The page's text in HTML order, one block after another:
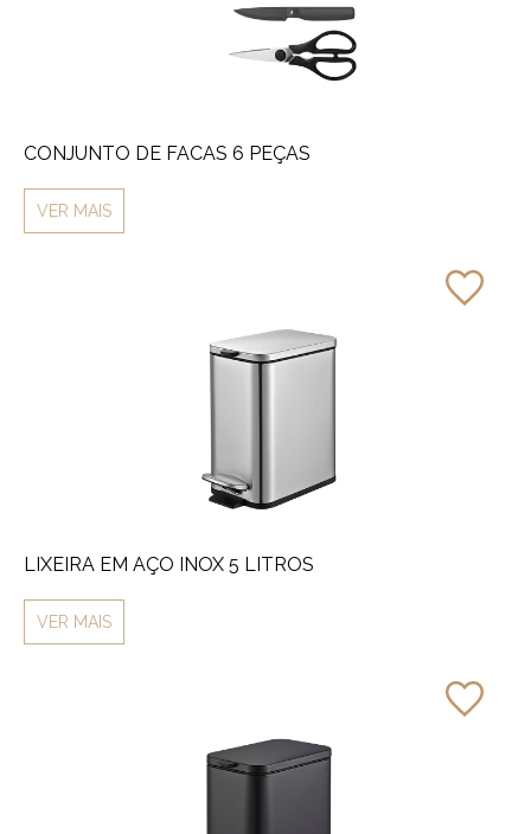
CONJUNTO DE FACAS 6 PEÇAS
VER MAIS
LIXEIRA EM AÇO INOX 5 LITROS
VER MAIS